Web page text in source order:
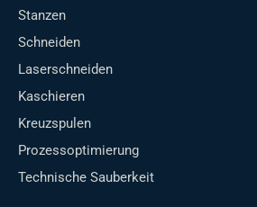
Stanzen
Schneiden
Laserschneiden
Kaschieren
Kreuzspulen
Prozessoptimierung
Technische Sauberkeit